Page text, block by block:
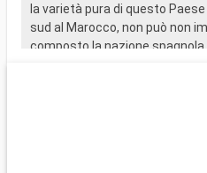
la varietà pura di questo
sud al Marocco, non può non
composto la nazione